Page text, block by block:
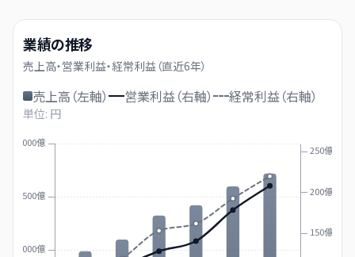
業績の推移
売上高・営業利益・経常利益（直近6年）
売上高（左軸） 営業利益（右軸） 経常利益（右軸）
単位: 円
1000億
1500億
2000億
150億
200億
250億